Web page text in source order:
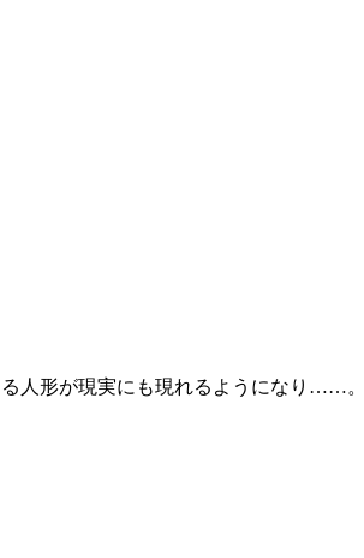
人形が現実にも現れるようになり……